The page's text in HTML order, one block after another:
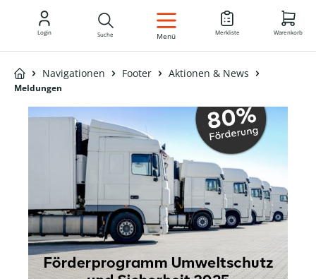
DE
Login Suche Menü Merkliste Warenkorb
Navigationen Footer Aktionen & News
Meldungen